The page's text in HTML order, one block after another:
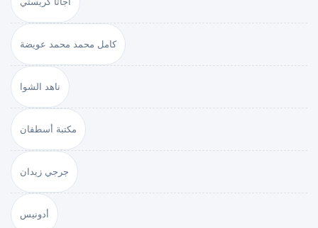
كامل محمد محمد عويضة
ناهد الشوا
مكتبة أسطفان
جرجي زيدان
أدونيس